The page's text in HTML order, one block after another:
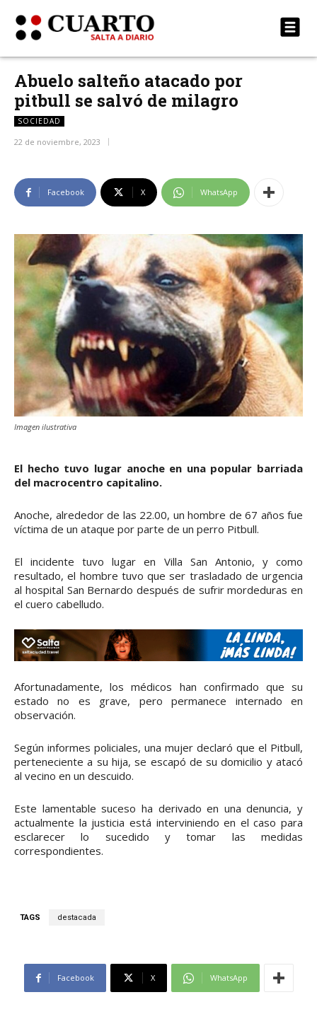
Abuelo salteño atacado por
pitbull se salvó de milagro
SOCIEDAD
22 de noviembre, 2023
Facebook X WhatsApp
Imagen ilustrativa
El hecho tuvo lugar anoche en una popular barriada
del macrocentro capitalino.
Anoche, alrededor de las 22.00, un hombre de 67 años fue
víctima de un ataque por parte de un perro Pitbull.
El incidente tuvo lugar en Villa San Antonio, y como
resultado, el hombre tuvo que ser trasladado de urgencia
al hospital San Bernardo después de sufrir mordeduras en
el cuero cabelludo.
Afortunadamente, los médicos han confirmado que su
estado no es grave, pero permanece internado en
observación.
Según informes policiales, una mujer declaró que el Pitbull,
perteneciente a su hija, se escapó de su domicilio y atacó
al vecino en un descuido.
Este lamentable suceso ha derivado en una denuncia, y
actualmente la justicia está interviniendo en el caso para
esclarecer lo sucedido y tomar las medidas
correspondientes.
TAGS destacada
Facebook X WhatsApp